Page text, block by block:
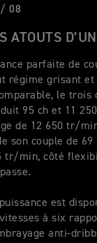
08
ATOUTS
parfaite de
régime grisant et
le trois
95 ch et 11
de 12 650 tr/
son couple de
tr/min, côté
est
à six
anti-